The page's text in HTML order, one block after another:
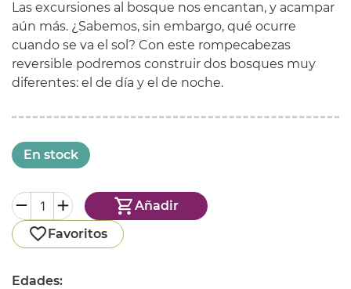
Las excursiones al bosque nos encantan, y acampar
aún más. ¿Sabemos, sin embargo, qué ocurre
cuando se va el sol? Con este rompecabezas
reversible podremos construir dos bosques muy
diferentes: el de día y el de noche.
En stock
Añadir
Favoritos
Edades: